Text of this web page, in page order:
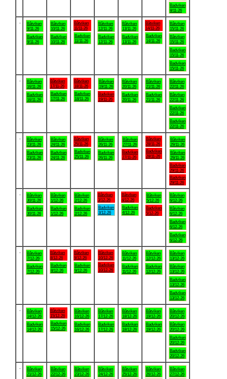
Badviken
8/11-26
Båtviken
9/11-26
Badviken
9/11-26
Båtviken
10/11-26
Badviken
10/11-26
Båtviken
11/11-26
Badviken
11/11-26
Båtviken
12/11-26
Badviken
12/11-26
Båtviken
13/11-26
Badviken
13/11-26
Båtviken
14/11-26
Badviken
14/11-26
Båtviken
15/11-26
Båtviken
15/11-26
Badviken
15/11-26
Badviken
15/11-26
Båtviken
16/11-26
Badviken
16/11-26
Båtviken
17/11-26
Badviken
17/11-26
Båtviken
18/11-26
Badviken
18/11-26
Båtviken
19/11-26
Badviken
19/11-26
Båtviken
20/11-26
Badviken
20/11-26
Båtviken
21/11-26
Badviken
21/11-26
Båtviken
22/11-26
Båtviken
22/11-26
Badviken
22/11-26
Badviken
22/11-26
Båtviken
23/11-26
Badviken
23/11-26
Båtviken
24/11-26
Badviken
24/11-26
Båtviken
25/11-26
Badviken
25/11-26
Båtviken
26/11-26
Badviken
26/11-26
Båtviken
27/11-26
Badviken
27/11-26
Båtviken
28/11-26
Badviken
28/11-26
Båtviken
29/11-26
Båtviken
29/11-26
Badviken
29/11-26
Badviken
29/11-26
Båtviken
30/11-26
Badviken
30/11-26
Båtviken
1/12-26
Badviken
1/12-26
Båtviken
2/12-26
Badviken
2/12-26
Båtviken
3/12-26
Badviken
3/12-26
Båtviken
4/12-26
Badviken
4/12-26
Båtviken
5/12-26
Badviken
5/12-26
Båtviken
6/12-26
Båtviken
6/12-26
Badviken
6/12-26
Badviken
6/12-26
Båtviken
7/12-26
Badviken
7/12-26
Båtviken
8/12-26
Badviken
8/12-26
Båtviken
9/12-26
Badviken
9/12-26
Båtviken
10/12-26
Badviken
10/12-26
Båtviken
11/12-26
Badviken
11/12-26
Båtviken
12/12-26
Badviken
12/12-26
Båtviken
13/12-26
Båtviken
13/12-26
Badviken
13/12-26
Badviken
13/12-26
Båtviken
14/12-26
Badviken
14/12-26
Båtviken
15/12-26
Badviken
15/12-26
Båtviken
16/12-26
Badviken
16/12-26
Båtviken
17/12-26
Badviken
17/12-26
Båtviken
18/12-26
Badviken
18/12-26
Båtviken
19/12-26
Badviken
19/12-26
Båtviken
20/12-26
Båtviken
20/12-26
Badviken
20/12-26
Badviken
20/12-26
Båtviken
21/12-26
Båtviken
22/12-26
Båtviken
23/12-26
Båtviken
24/12-26
Båtviken
25/12-26
Båtviken
26/12-26
Båtviken
27/12-26